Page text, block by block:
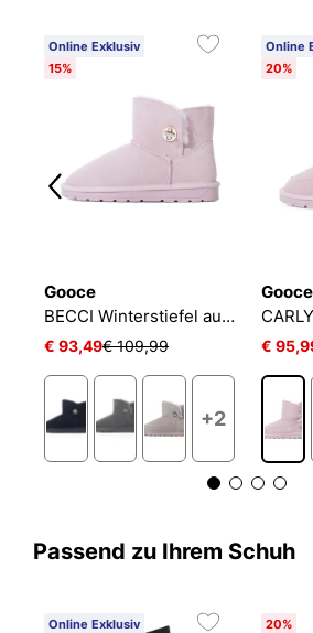
Online Exklusiv
15%
Gooce
BECCI Winterstiefel aus Wildleder
€ 93,49€ 109,99
+2
Online
20%
Gooce
€
Passend zu Ihrem Schuh
Online Exklusiv
20%